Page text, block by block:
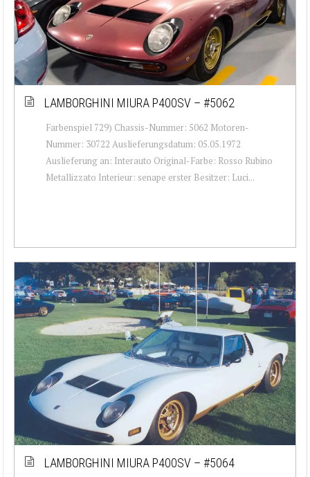
LAMBORGHINI MIURA P400SV – #5062
Farbenspiel 729) Chassis-Nummer: 5062 Motoren-
Nummer: 30722 Auslieferungsdatum: 05.05.1972
Auslieferung an: Interauto Original-Farbe: Rosso Rubino
Metallizzato Interieur: senape erster Besitzer: Luci...
LAMBORGHINI MIURA P400SV – #5064